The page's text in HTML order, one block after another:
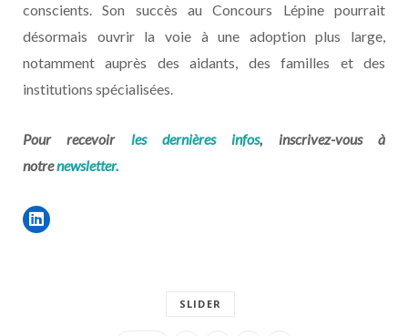
conscients. Son succès au Concours Lépine pourrait
désormais ouvrir la voie à une adoption plus large,
notamment auprès des aidants, des familles et des
institutions spécialisées.
Pour recevoir les dernières infos, inscrivez-vous à
notrenewsletter.
SLIDER